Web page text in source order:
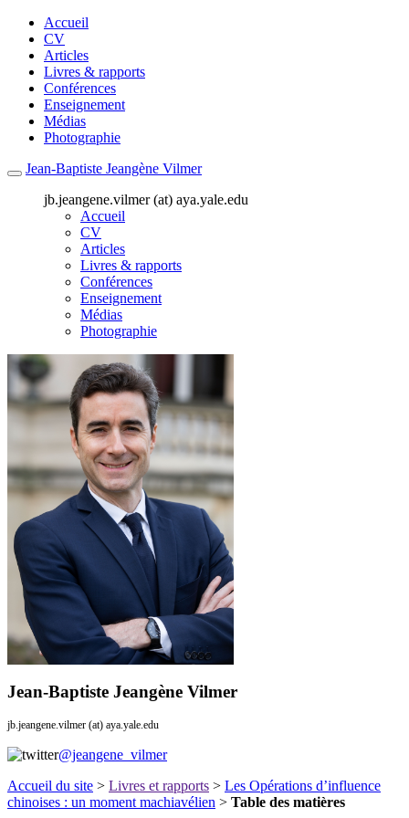
Accueil
CV
Articles
Livres & rapports
Conférences
Enseignement
Médias
Photographie
Jean-Baptiste Jeangène Vilmer
jb.jeangene.vilmer (at) aya.yale.edu
Accueil
CV
Articles
Livres & rapports
Conférences
Enseignement
Médias
Photographie
Jean-Baptiste Jeangène Vilmer
jb.jeangene.vilmer (at) aya.yale.edu
@jeangene_vilmer
Accueil du site > Livres et rapports > Les Opérations d’influence
chinoises : un moment machiavélien > Table des matières